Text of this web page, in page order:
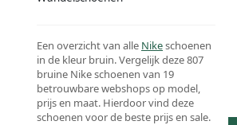
Een overzicht van alle Nikeschoenen
in de kleur bruin. Vergelijk deze 807
bruine Nike schoenen van 19
betrouwbare webshops op model,
prijs en maat. Hierdoor vind deze
schoenen voor de beste prijs en sale.